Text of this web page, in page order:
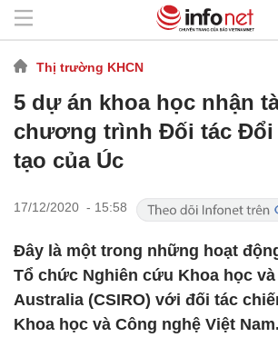
Thị trường KHCN
5 dự án khoa học nhận
chương trình Đối tác Đổi
tạo của Úc
17/12/2020 - 15:58
Đây là một trong những hoạt
Tổ chức Nghiên cứu Khoa học
Australia (CSIRO) với đối tác
Khoa học và Công nghệ Việt Nam.